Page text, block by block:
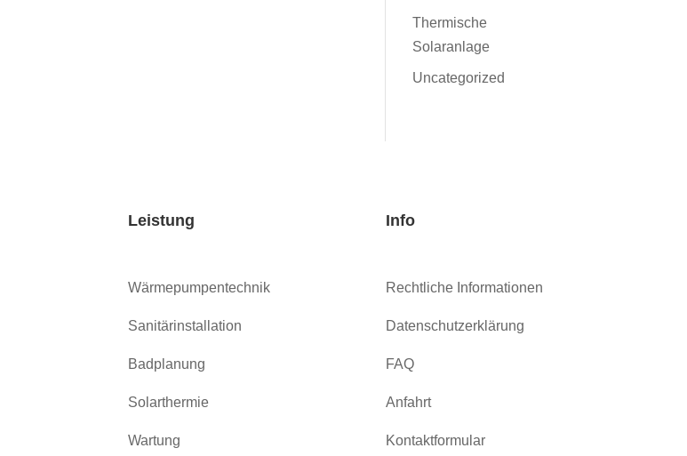
Thermische
Solaranlage
Uncategorized
Leistung
Wärmepumpentechnik
Sanitärinstallation
Badplanung
Solarthermie
Wartung
Info
Rechtliche Informationen
Datenschutzerklärung
FAQ
Anfahrt
Kontaktformular